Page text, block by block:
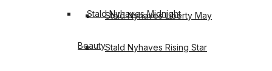
Stald Nyhaves Liberty May
Stald Nyhaves Rising Star
Stald Nyhaves Midnight
Beauty